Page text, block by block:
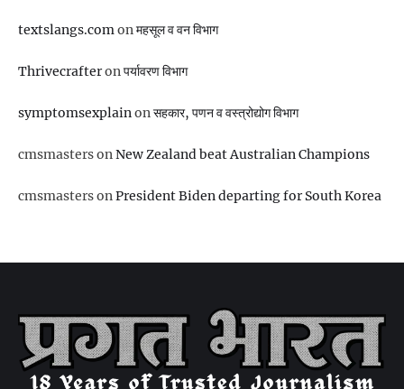
textslangs.comonमहसूल व वन विभाग
Thrivecrafteronपर्यावरण विभाग
symptomsexplainonसहकार, पणन व वस्‍त्रोद्योग विभाग
cmsmastersonNew Zealand beat Australian Champions
cmsmastersonPresident Biden departing for South Korea